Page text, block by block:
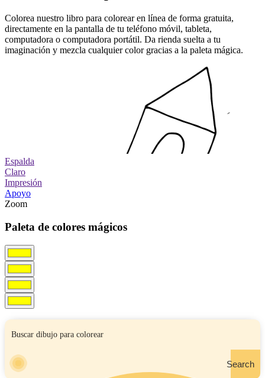
Colorea nuestro libro para colorear en línea de forma gratuita,
directamente en la pantalla de tu teléfono móvil, tableta,
computadora o computadora portátil. Da rienda suelta a tu
imaginación y mezcla cualquier color gracias a la paleta mágica.
Espalda
Claro
Impresión
Apoyo
Zoom
Paleta de colores mágicos
Search